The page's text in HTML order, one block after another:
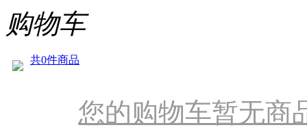
购物车
共0件商品
您的购物车暂无商